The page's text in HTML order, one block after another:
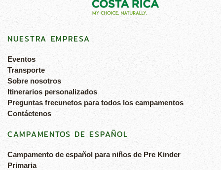
NUESTRA EMPRESA
Eventos
Transporte
Sobre nosotros
Itinerarios personalizados
Preguntas frecunetos para todos los campamentos
Contáctenos
CAMPAMENTOS DE ESPAÑOL
Campamento de español para niños de Pre Kinder
Primaria